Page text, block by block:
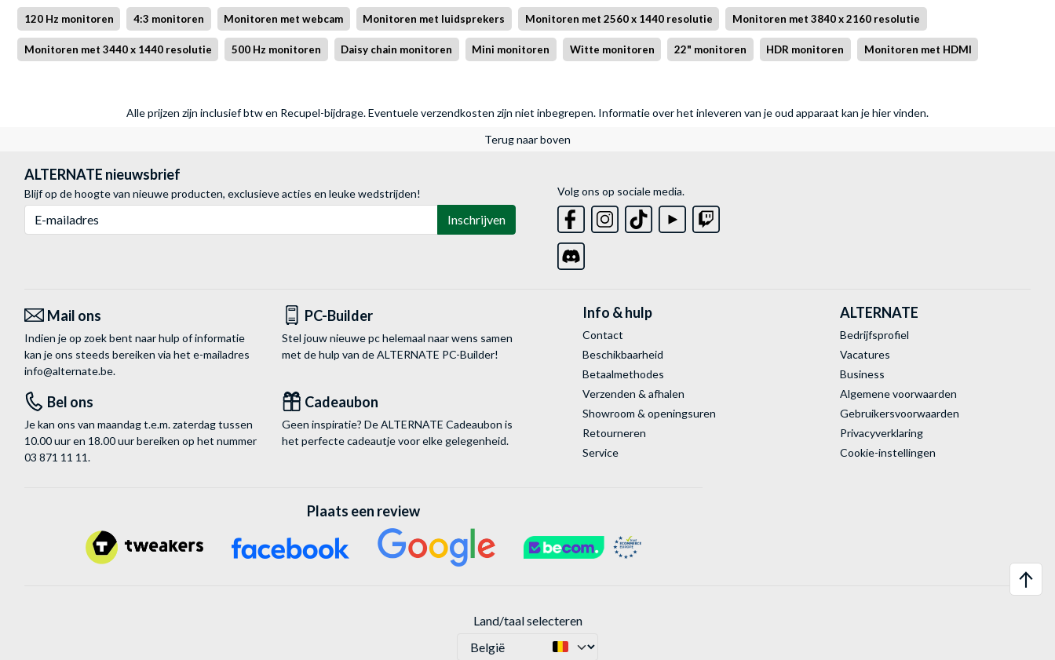
120 Hz monitoren 4:3 monitoren Monitoren met webcam Monitoren met luidsprekers Monitoren met 2560 x 1440 resolutie Monitoren met 3840 x 2160 resolutie
Monitoren met 3440 x 1440 resolutie 500 Hz monitoren Daisy chain monitoren Mini monitoren Witte monitoren 22" monitoren HDR monitoren Monitoren met HDMI
Alle prijzen zijn inclusief btw en Recupel-bijdrage. Eventuele verzendkosten zijn niet inbegrepen. Informatie over het inleveren van je oud apparaat kan je hier vinden.
Terug naar boven
ALTERNATE nieuwsbrief
Blijf op de hoogte van nieuwe producten, exclusieve acties en leuke wedstrijden!
Inschrijven
Volg ons op sociale media.
Mail ons
Indien je op zoek bent naar hulp of informatie
kan je ons steeds bereiken via het e-mailadres
info@alternate.be.
PC-Builder
Stel jouw nieuwe pc helemaal naar wens samen
met de hulp van de ALTERNATE PC-Builder!
Bel ons
Je kan ons van maandag t.e.m. zaterdag tussen
10.00 uur en 18.00 uur bereiken op het nummer
03 871 11 11.
Cadeaubon
Geen inspiratie? De ALTERNATE Cadeaubon is
het perfecte cadeautje voor elke gelegenheid.
Info & hulp
Contact
Beschikbaarheid
Betaalmethodes
Verzenden & afhalen
Showroom & openingsuren
Retourneren
Service
ALTERNATE
Bedrijfsprofiel
Vacatures
Business
Algemene voorwaarden
Gebruikersvoorwaarden
Privacyverklaring
Cookie-instellingen
Plaats een review
Land/taal selecteren